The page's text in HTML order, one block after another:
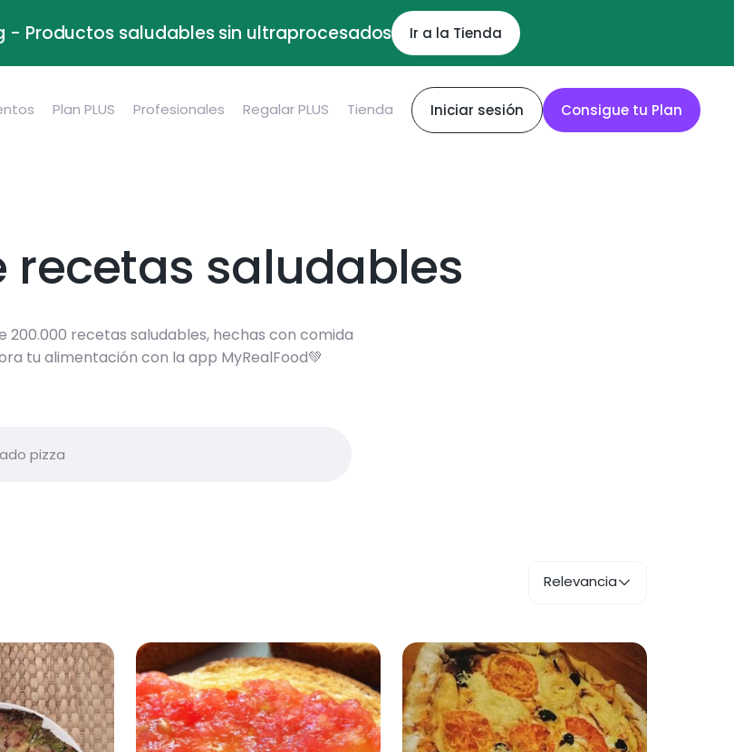
- Productos saludables sin ultraprocesados Ir a la Tienda
Plan PLUS Profesionales Regalar PLUS Tienda Iniciar sesión Consigue tu Plan
recetas saludables
200.000 recetas saludables, hechas con comida
tu alimentación con la app MyRealFood💚
Relevancia